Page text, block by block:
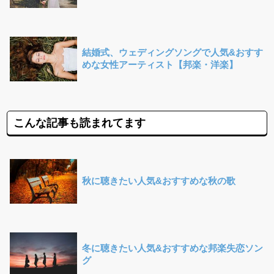
結婚式、ウェディングソングで人気&おすす
めな女性アーティスト【邦楽・洋楽】
こんな記事も読まれてます
秋に聴きたい人気&おすすめな秋の歌
冬に聴きたい人気&おすすめな邦楽失恋ソン
グ